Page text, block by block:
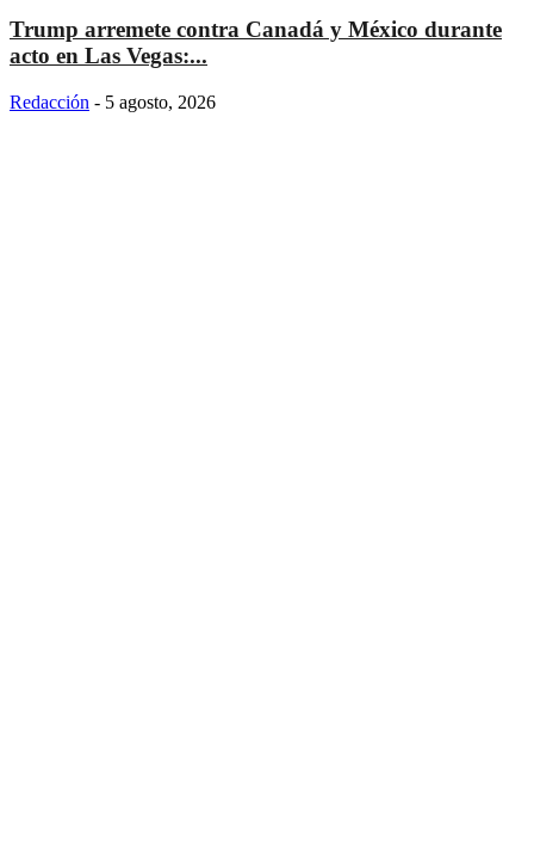
Trump arremete contra Canadá y México durante
acto en Las Vegas:...
Redacción - 5 agosto, 2026